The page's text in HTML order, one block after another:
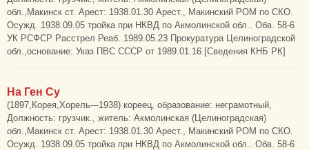
обл.,Макинск ст. Арест: 1938.01.30 Арест., Макинский РОМ по СКО.
Осужд. 1938.09.05 тройка при НКВД по Акмолинской обл.. Обв. 58-6
УК РСФСР Расстрел Реаб. 1989.05.23 Прокуратура Целиноградской
обл.,основание: Указ ПВС СССР от 1989.01.16 [Сведения КНБ РК]
На Ген Су
(1897,Корея,Хорель---1938) кореец, образование: неграмотный,
Должность: грузчик., житель: Акмолинская (Целиноградская)
обл.,Макинск ст. Арест: 1938.01.30 Арест., Макинский РОМ по СКО.
Осужд. 1938.09.05 тройка при НКВД по Акмолинской обл.. Обв. 58-6